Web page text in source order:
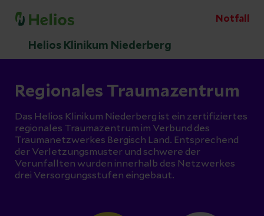
Notfall
Helios Klinikum Niederberg
Regionales Traumazentrum
Das Helios Klinikum Niederberg ist ein zertifiziertes
regionales Traumazentrum im Verbund des
Traumanetzwerkes Bergisch Land. Entsprechend
der Verletzungsmuster und schwere der
Verunfallten wurden innerhalb des Netzwerkes
drei Versorgungsstufen eingebaut.